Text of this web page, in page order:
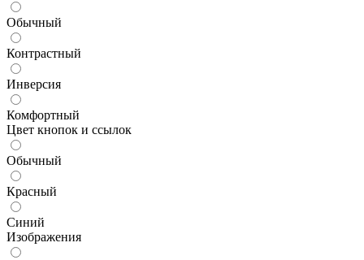
Обычный
Контрастный
Инверсия
Комфортный
Цвет кнопок и ссылок
Обычный
Красный
Синий
Изображения